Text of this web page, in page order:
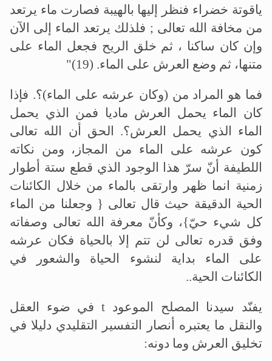
ياقوتة خضراء فنظر إليها بالهيبة فصارت ماء يرتعد
من مخافة الله تعالى ; فلذلك يرتعد الماء إلى الآن
وإن كان ساكنا ، ثم خلق الريح فجعل الماء على
متنها، ثم وضع العرش على الماء"(19) .
فما هو المراد من (وكان عرشه على الماء)؟. فإذا
كان الماء يحمل العرش ماديا فمن الذي يحمل
الماء الذي يحمل العرش؟. الحق أن الله تعالى
كون عرشه على الماء من المجاز، ومن نكاته
اللطيفة أنّ سرّ هذا الوجود الذي قطع ستة أطوار
زمنية انما ظهر وارتقى بالماء من خلال الكائنات
الحية الدقيقة حيث قال تعالى { وجعلنا من الماء
كل شيء حيّ}، وكأنّ معرفة الله تعالى وصفاته
وفق قدره تعالى لن تتم إلا بالحياة فكان عرشه
على الماء بداية لنشوء الحياة والشعور في
الكائنات الحية..
يفنّد سيدنا المصلح الموعود t في ضوء العقل
والنقل ما يعتبره أنصار التفسير التقليدي دليلا في
تخليق العرش وما دونه: